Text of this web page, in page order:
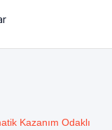
Kazanım Odaklı